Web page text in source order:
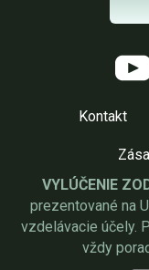
Kontakt
VYLÚČENIE
prezentované na
vzdelávacie účely.
vždy